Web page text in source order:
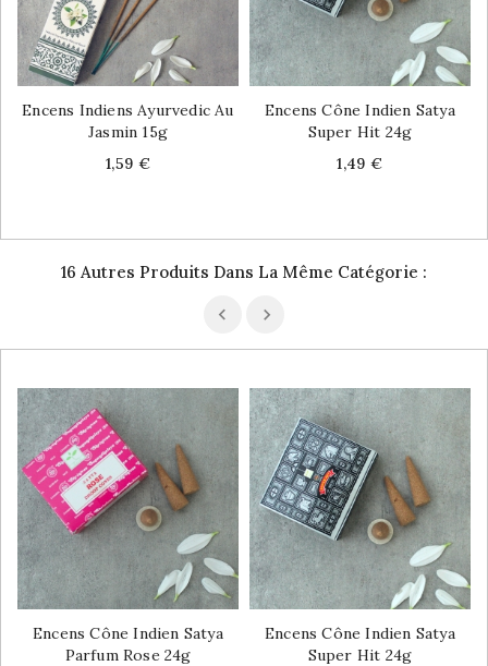
Encens Indiens Ayurvedic Au
Jasmin 15g
Price
1,59 €
Encens Cône Indien Satya
Super Hit 24g
Price
1,49 €
16 Autres Produits Dans La Même Catégorie :
Encens Cône Indien Satya
Parfum Rose 24g
Encens Cône Indien Satya
Super Hit 24g